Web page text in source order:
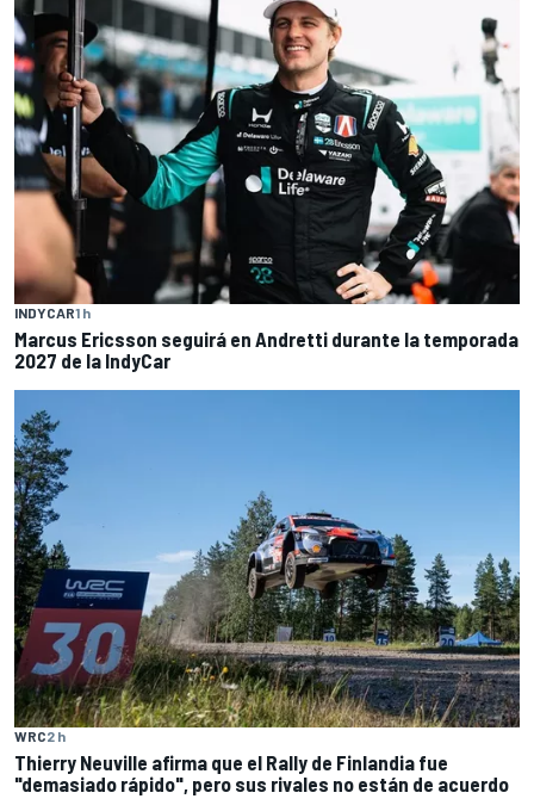
INDYCAR1 h
Marcus Ericsson seguirá en Andretti durante la temporada
2027 de la IndyCar
WRC2 h
Thierry Neuville afirma que el Rally de Finlandia fue
"demasiado rápido", pero sus rivales no están de acuerdo